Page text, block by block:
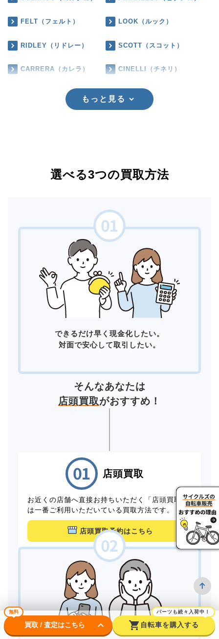
FELT（フェルト） LOOK（ルック）
RIDLEY（リドレー） SCOTT（スコット）
CARRERA（カレラ） CINELLI（チネリ）
もっと見る
選べる3つの買取方法
できるだけ早く現金化したい。
対面で安心して取引したい。
そんなあなたは
店頭買取がおすすめ！
店頭買取
お近くの店舗へ直接お持ちいただく「店頭買取」
は一番ご利用いただいている買取方法です。
店頭買取予約はこちら
無料
買取 / 査定はこちら keyboard_arrow_down shopping_cart
パーツも続々入荷中！
自転車を購入する